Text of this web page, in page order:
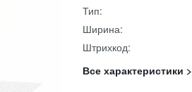
Тип:
Ширина:
Штрихкод:
Все характеристики >